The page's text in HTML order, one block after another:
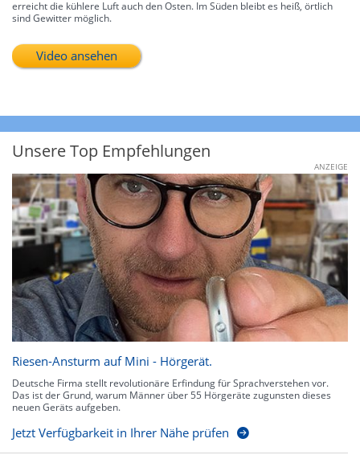
erreicht die kühlere Luft auch den Osten. Im Süden bleibt es heiß, örtlich
sind Gewitter möglich.
Video ansehen
Unsere Top Empfehlungen
ANZEIGE
Riesen-Ansturm auf Mini - Hörgerät.
Deutsche Firma stellt revolutionäre Erfindung für Sprachverstehen vor.
Das ist der Grund, warum Männer über 55 Hörgeräte zugunsten dieses
neuen Geräts aufgeben.
Jetzt Verfügbarkeit in Ihrer Nähe prüfen